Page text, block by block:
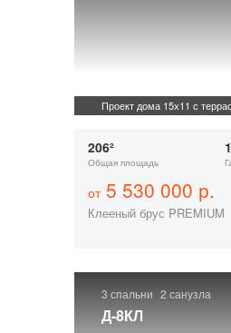
Проект дома 15х11 с
206²
Общая площадь
от5 530 000 р.
Клееный брус PREMIUM
3 спальни 2 санузла
Д-8КЛ